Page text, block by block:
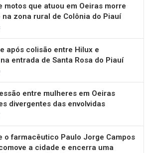
motos que atuou em Oeiras morre
na zona rural de Colônia do Piauí
após colisão entre Hilux e
entrada de Santa Rosa do Piauí
entre mulheres em Oeiras
divergentes das envolvidas
o farmacêutico Paulo Jorge Campos
a cidade e encerra uma